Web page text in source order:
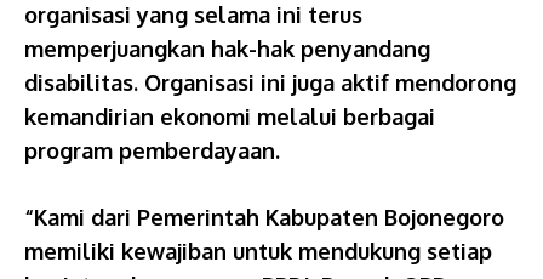
organisasi yang selama ini terus
memperjuangkan hak-hak penyandang
disabilitas. Organisasi ini juga aktif mendorong
kemandirian ekonomi melalui berbagai
program pemberdayaan.
“Kami dari Pemerintah Kabupaten Bojonegoro
memiliki kewajiban untuk mendukung setiap